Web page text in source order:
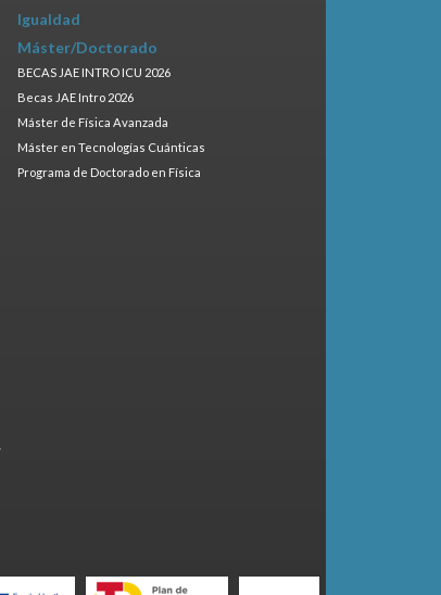
Igualdad
Máster/Doctorado
BECAS JAE INTRO ICU 2026
Becas JAE Intro 2026
Máster de Física Avanzada
Máster en Tecnologías Cuánticas
Programa de Doctorado en Física